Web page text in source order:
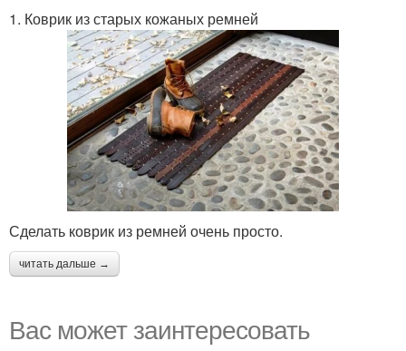
1. Коврик из старых кожаных ремней
Сделать коврик из ремней очень просто.
читать дальше →
Вас может заинтересовать